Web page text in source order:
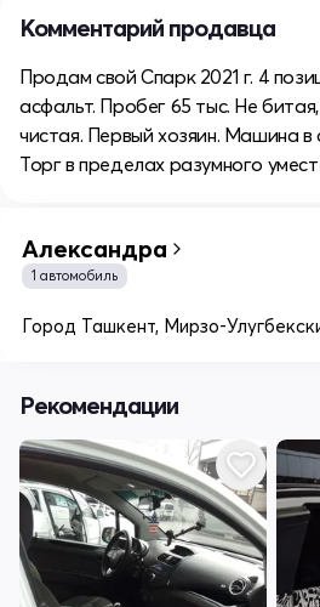
Комментарий продавца
Продам свой Спарк 2021 г. 4
асфальт. Пробег 65 тыс. Не
чистая. Первый хозяин. Машина в
Торг в пределах разумного
Александра
1 автомобиль
Город Ташкент, Мирзо-
Рекомендации